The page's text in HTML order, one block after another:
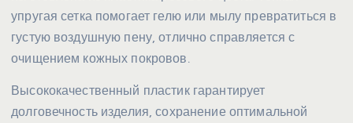
упругая сетка помогает гелю или мылу превратиться в
густую воздушную пену, отлично справляется с
очищением кожных покровов.
Высококачественный пластик гарантирует
долговечность изделия, сохранение оптимальной